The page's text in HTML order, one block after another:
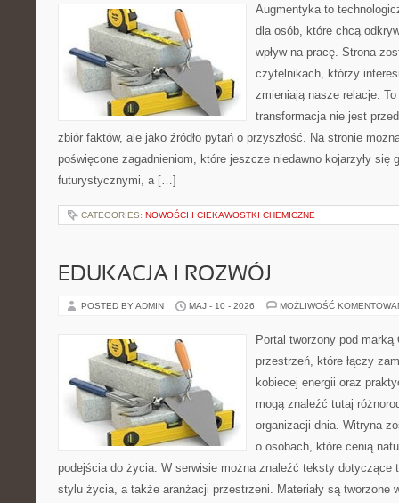
Augmentyka to
dla osób, które chcą
wpływ na pracę. Strona
czytelnikach, którzy
zmieniają nasze relacje.
transformacja nie jest
zbiór faktów, ale jako źródło pytań o przyszłość. Na stronie
poświęcone zagadnieniom, które jeszcze niedawno kojarzyły się
futurystycznymi, a […]
CATEGORIES: NOWOŚCI I CIEKAWOSTKI CHEMICZNE
EDUKACJA I ROZWÓJ
POSTED BY ADMIN MAJ - 10 - 2026 MOŻLIWOŚĆ
Portal tworzony pod
przestrzeń, które łączy
kobiecej energii oraz
mogą znaleźć tutaj
organizacji dnia. Witryna
o osobach, które cenią
podejścia do życia. W serwisie można znaleźć teksty dotyczące
stylu życia, a także aranżacji przestrzeni. Materiały są tworzone